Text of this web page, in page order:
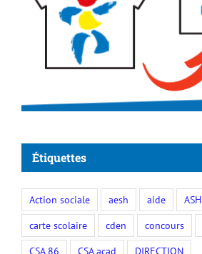
Étiquettes
Action sociale aesh aide ASH
carte scolaire
cden concours